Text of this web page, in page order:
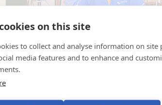
on this site
to collect and analyse information on site
media features and to enhance and
教程视频
产品和系统说明.